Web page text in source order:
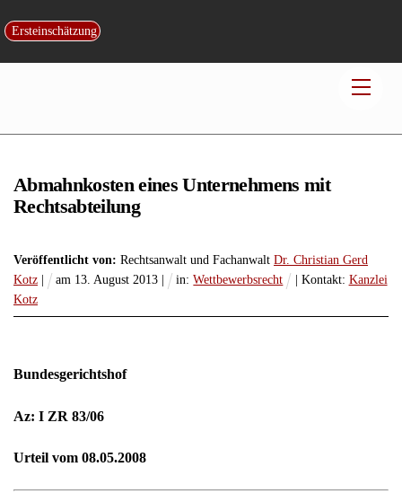
toErsteinschätzung
Menü
Abmahnkosten eines Unternehmens mit
Rechtsabteilung
Veröffentlicht von: Rechtsanwalt und Fachanwalt Dr. Christian Gerd
Kotz
am 13.August 2013 in:Wettbewerbsrecht | Kontakt: Kanzlei
Kotz
Bundesgerichtshof
Az: I ZR 83/06
Urteil vom 08.05.2008